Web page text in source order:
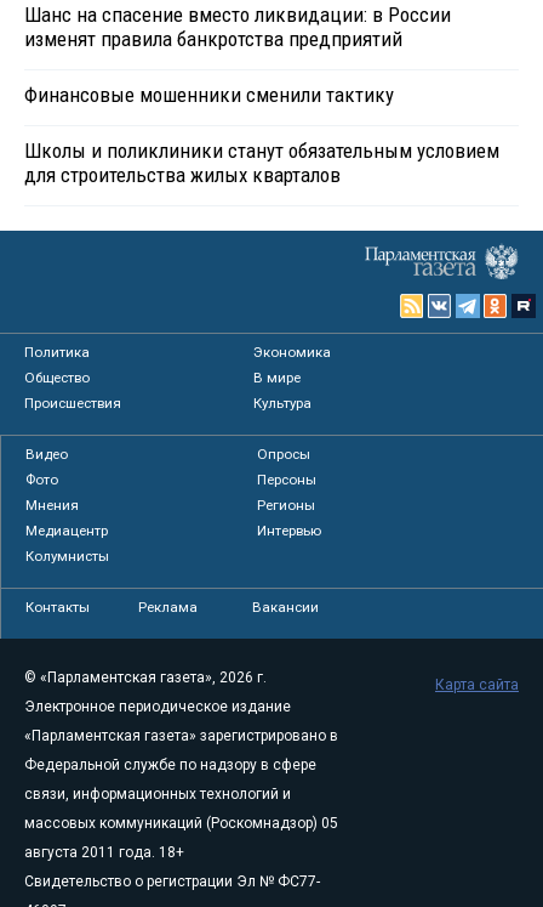
Шанс на спасение вместо ликвидации: в России
изменят правила банкротства предприятий
Финансовые мошенники сменили тактику
Школы и поликлиники станут обязательным условием
для строительства жилых кварталов
Политика
Экономика
Общество
В мире
Происшествия
Культура
Видео
Опросы
Фото
Персоны
Мнения
Регионы
Медиацентр
Интервью
Колумнисты
Контакты Реклама Вакансии
© «Парламентская газета», 2026 г.
Электронное периодическое издание
«Парламентская газета» зарегистрировано в
Федеральной службе по надзору в сфере
связи, информационных технологий и
массовых коммуникаций (Роскомнадзор) 05
августа 2011 года. 18+
Свидетельство о регистрации Эл № ФС77-
Карта сайта